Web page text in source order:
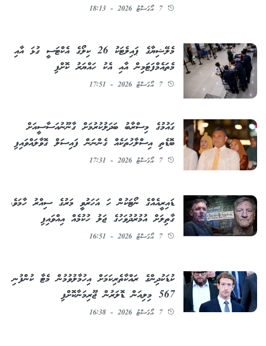
7 އޯގަސްޓު 2026 - 18:13
މެލޭޝިޔާގެ ޕައިލެޓަކު 26 ކިލޯގެ އެކްޓަސީ ގުޅަ އާއި
މެތައެމްފަޓަމިން އާއި އެކު ހައްޔަރު ކޮށްފި
7 އޯގަސްޓު 2026 - 17:51
ގައުމުގެ މިސްރާބު ބަދަލުކުރުމަށް ގާނޫނުއަސާސީއަށް
ބޮޑެތި އިސްލާހުތަކެއް ގެންނަން ފައިސަލް ގޮވާލައްވައިފި
7 އޯގަސްޓު 2026 - 17:31
ޑައިރީއެއްގެ ނޯޓަކުން ހަ އަހަރުވީ މަރުގެ ސިއްރު ހާމަވެ،
ގާތިލަށް އުމުރުދުވަހުގެ ޖަލު ހުކުމެއް އިއްވައިފި
7 އޯގަސްޓު 2026 - 16:51
ކުޑަކުދިންގެ ރައްކާތެރިކަމަށް އިހުމާލުވުމުން މެޓާ ކުންފުނި
567 މިލިއަން ޑޮލަރުން ޖޫރިމަނާކޮށްފި
7 އޯގަސްޓު 2026 - 16:38